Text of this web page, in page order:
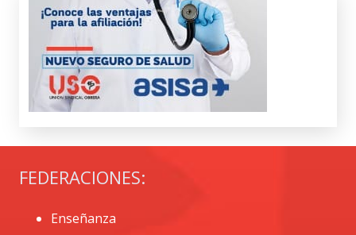
FEDERACIONES:
Enseñanza